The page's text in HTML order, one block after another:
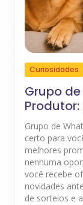
Curiosidades
Grupo
Grupo de
certo para
melhores
nenhuma
você recebe
novidades
de sorteios e